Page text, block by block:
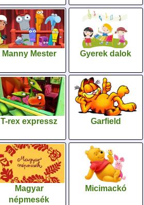
Manny Mester Gyerek dalok
T-rex expressz Garfield
Magyar
népmesék
Micimackó